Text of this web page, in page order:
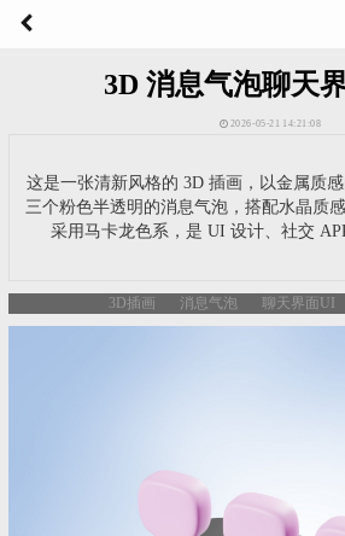
3D 消息气泡聊天
2026-05-21 14:21:08
这是一张清新风格的 3D 插画，以金属质
三个粉色半透明的消息气泡，搭配水晶质
采用马卡龙色系，是 UI 设计、社交
3D插画 消息气泡 聊天界面UI